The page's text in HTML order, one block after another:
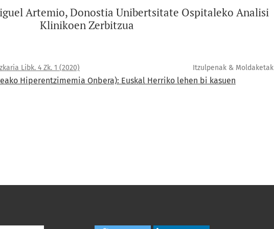
Artemio, Donostia Unibertsitate Ospitaleko Analisi
Klinikoen Zerbitzua
Libk. 4 Zk. 1 (2020) Itzulpenak & Moldaketak
Hiperentzimemia Onbera): Euskal Herriko lehen bi kasuen